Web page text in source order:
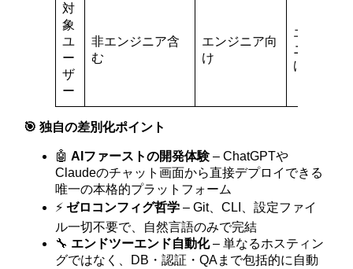
対
象
ユ
ー
ザ
ー
非エンジニア含
む
エンジニア向
け
エンジ
ニア向
け
🎯 独自の差別化ポイント
🤖AIファーストの開発体験– ChatGPTや
Claudeのチャット画面から直接デプロイできる
唯一の本格的プラットフォーム
⚡ゼロコンフィグ哲学 – Git、CLI、設定ファイ
ル一切不要で、自然言語のみで完結
🔧 エンドツーエンド自動化– 単なるホスティン
グではなく、DB・認証・QAまで包括的に自動